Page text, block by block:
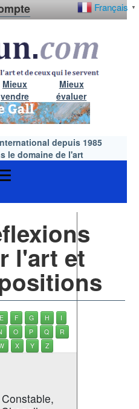
Français ▼
Mieux
vendre
Mieux
évaluer
depuis 1985
le domaine de l'art
l'art et
E F G H
I
O P Q
R
X Y Z